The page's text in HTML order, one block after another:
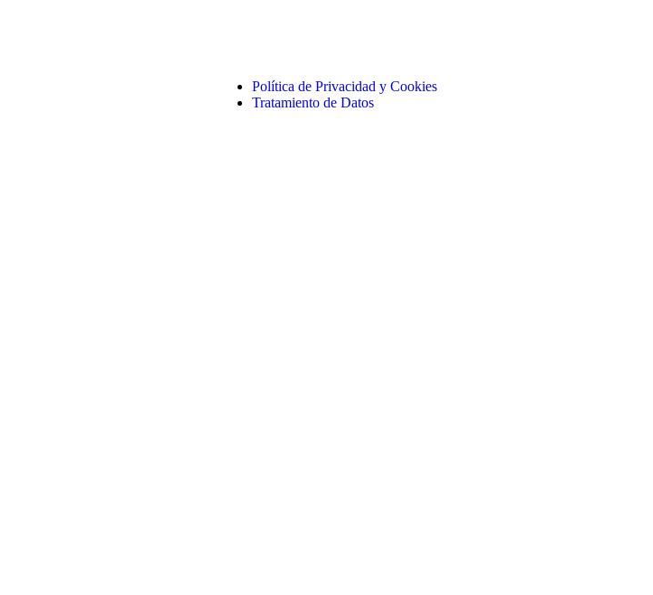
Política de Privacidad y Cookies
Tratamiento de Datos